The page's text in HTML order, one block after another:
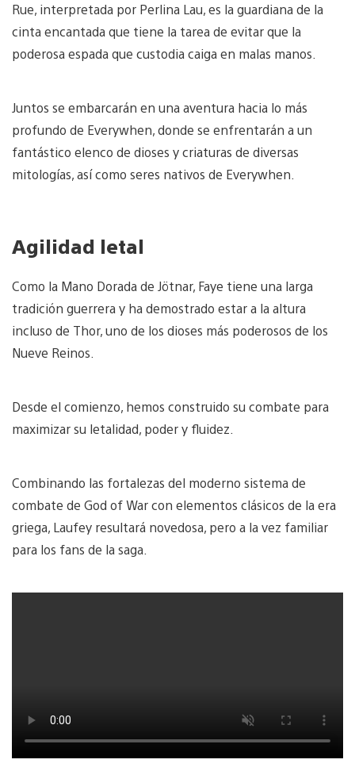
Rue, interpretada por Perlina Lau, es la guardiana de la
cinta encantada que tiene la tarea de evitar que la
poderosa espada que custodia caiga en malas manos.
Juntos se embarcarán en una aventura hacia lo más
profundo de Everywhen, donde se enfrentarán a un
fantástico elenco de dioses y criaturas de diversas
mitologías, así como seres nativos de Everywhen.
Agilidad letal
Como la Mano Dorada de Jötnar, Faye tiene una larga
tradición guerrera y ha demostrado estar a la altura
incluso de Thor, uno de los dioses más poderosos de los
Nueve Reinos.
Desde el comienzo, hemos construido su combate para
maximizar su letalidad, poder y fluidez.
Combinando las fortalezas del moderno sistema de
combate de God of War con elementos clásicos de la era
griega, Laufey resultará novedosa, pero a la vez familiar
para los fans de la saga.